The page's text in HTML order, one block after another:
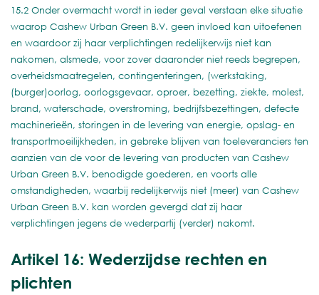
15.2 Onder overmacht wordt in ieder geval verstaan elke situatie
waarop Cashew Urban Green B.V. geen invloed kan uitoefenen
en waardoor zij haar verplichtingen redelijkerwijs niet kan
nakomen, alsmede, voor zover daaronder niet reeds begrepen,
overheidsmaatregelen, contingenteringen, (werkstaking,
(burger)oorlog, oorlogsgevaar, oproer, bezetting, ziekte, molest,
brand, waterschade, overstroming, bedrijfsbezettingen, defecte
machinerieën, storingen in de levering van energie, opslag- en
transportmoeilijkheden, in gebreke blijven van toeleveranciers ten
aanzien van de voor de levering van producten van Cashew
Urban Green B.V. benodigde goederen, en voorts alle
omstandigheden, waarbij redelijkerwijs niet (meer) van Cashew
Urban Green B.V. kan worden gevergd dat zij haar
verplichtingen jegens de wederpartij (verder) nakomt.
Artikel 16: Wederzijdse rechten en
plichten